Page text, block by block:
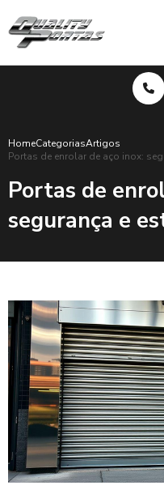
HomeCategoriasArtigos
Portas de enrolar de aço inox:
Portas de
segurança e